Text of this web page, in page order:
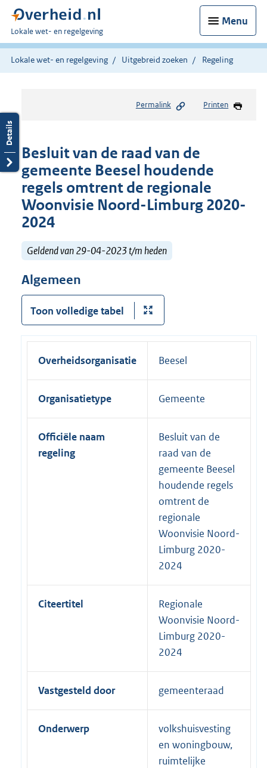
Menu
U
bent
hier:
Lokale wet- en regelgeving
Lokale wet- en regelgeving Uitgebreid zoeken Regeling
Permalink Printen
Besluit van de raad van de
gemeente Beesel houdende
regels omtrent de regionale
Woonvisie Noord-Limburg 2020-
2024
Geldend van 29-04-2023 t/m heden
Algemeen
Toon volledige tabel
Overheidsorganisatie Beesel
Organisatietype Gemeente
Officiële naam
regeling
Besluit van de
raad van de
gemeente Beesel
houdende regels
omtrent de
regionale
Woonvisie Noord-
Limburg 2020-
2024
Citeertitel
Regionale
Woonvisie Noord-
Limburg 2020-
2024
Vastgesteld door gemeenteraad
Onderwerp
volkshuisvesting
en woningbouw,
ruimtelijke